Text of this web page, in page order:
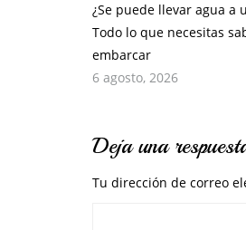
¿Se puede llevar agua a
Todo lo que necesitas
embarcar
6 agosto, 2026
Deja una
Tu dirección de correo